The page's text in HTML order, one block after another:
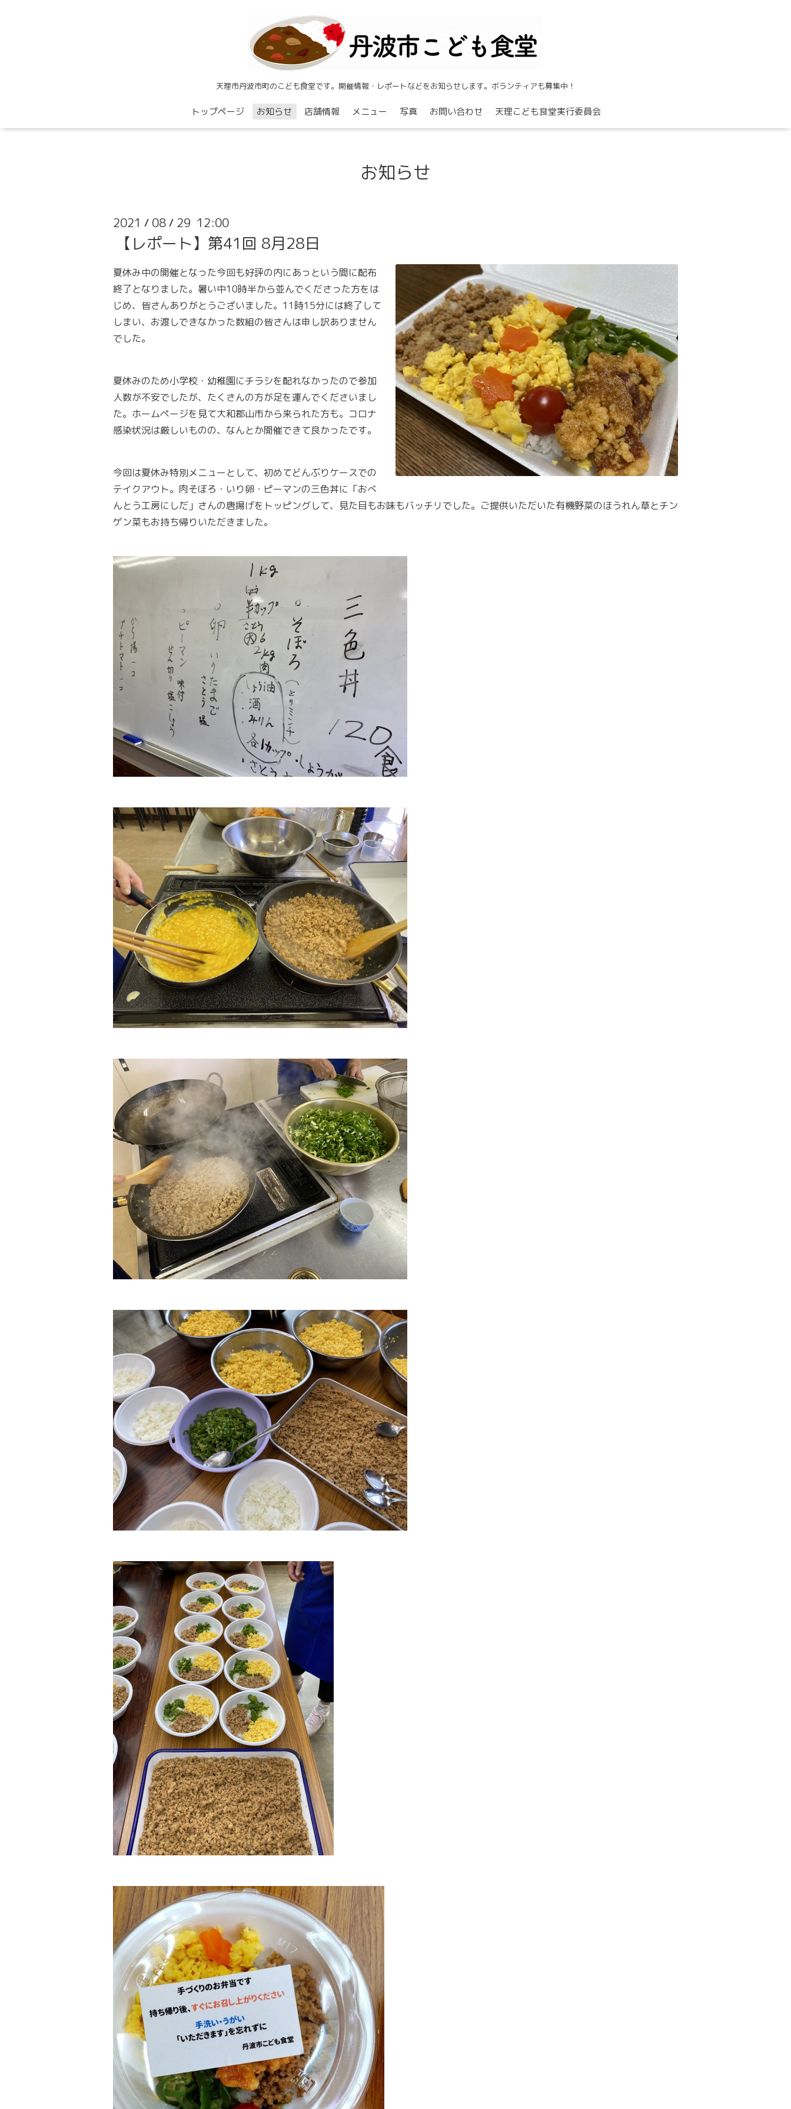
天理市丹波市町のこども食堂です。開催情報・レポートなどをお知らせします。ボランティアも募集中！
トップページ お知らせ 店舗情報 メニュー 写真 お問い合わせ 天理こども食堂実行委員会
お知らせ
2021 / 08 / 29 12:00
【レポート】第41回 8月28日
夏休み中の開催となった今回も好評の内にあっという間に配布
終了となりました。暑い中10時半から並んでくださった方をは
じめ、皆さんありがとうございました。11時15分には終了して
しまい、お渡しできなかった数組の皆さんは申し訳ありません
でした。
夏休みのため小学校・幼稚園にチラシを配れなかったので参加
人数が不安でしたが、たくさんの方が足を運んでくださいまし
た。ホームページを見て大和郡山市から来られた方も。コロナ
感染状況は厳しいものの、なんとか開催できて良かったです。
今回は夏休み特別メニューとして、初めてどんぶりケースでの
テイクアウト。肉そぼろ・いり卵・ピーマンの三色丼に「おべ
んとう工房にしだ」さんの唐揚げをトッピングして、見た目もお味もバッチリでした。ご提供いただいた有機野菜のほうれん草とチン
ゲン菜もお持ち帰りいただきました。